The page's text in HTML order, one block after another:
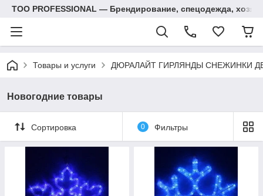
ТОО PROFESSIONAL — Брендирование, спецодежда,
Товары и услуги ДЮРАЛАЙТ ГИРЛЯНДЫ СНЕЖИНКИ
Новогодние товары
Сортировка 0 Фильтры